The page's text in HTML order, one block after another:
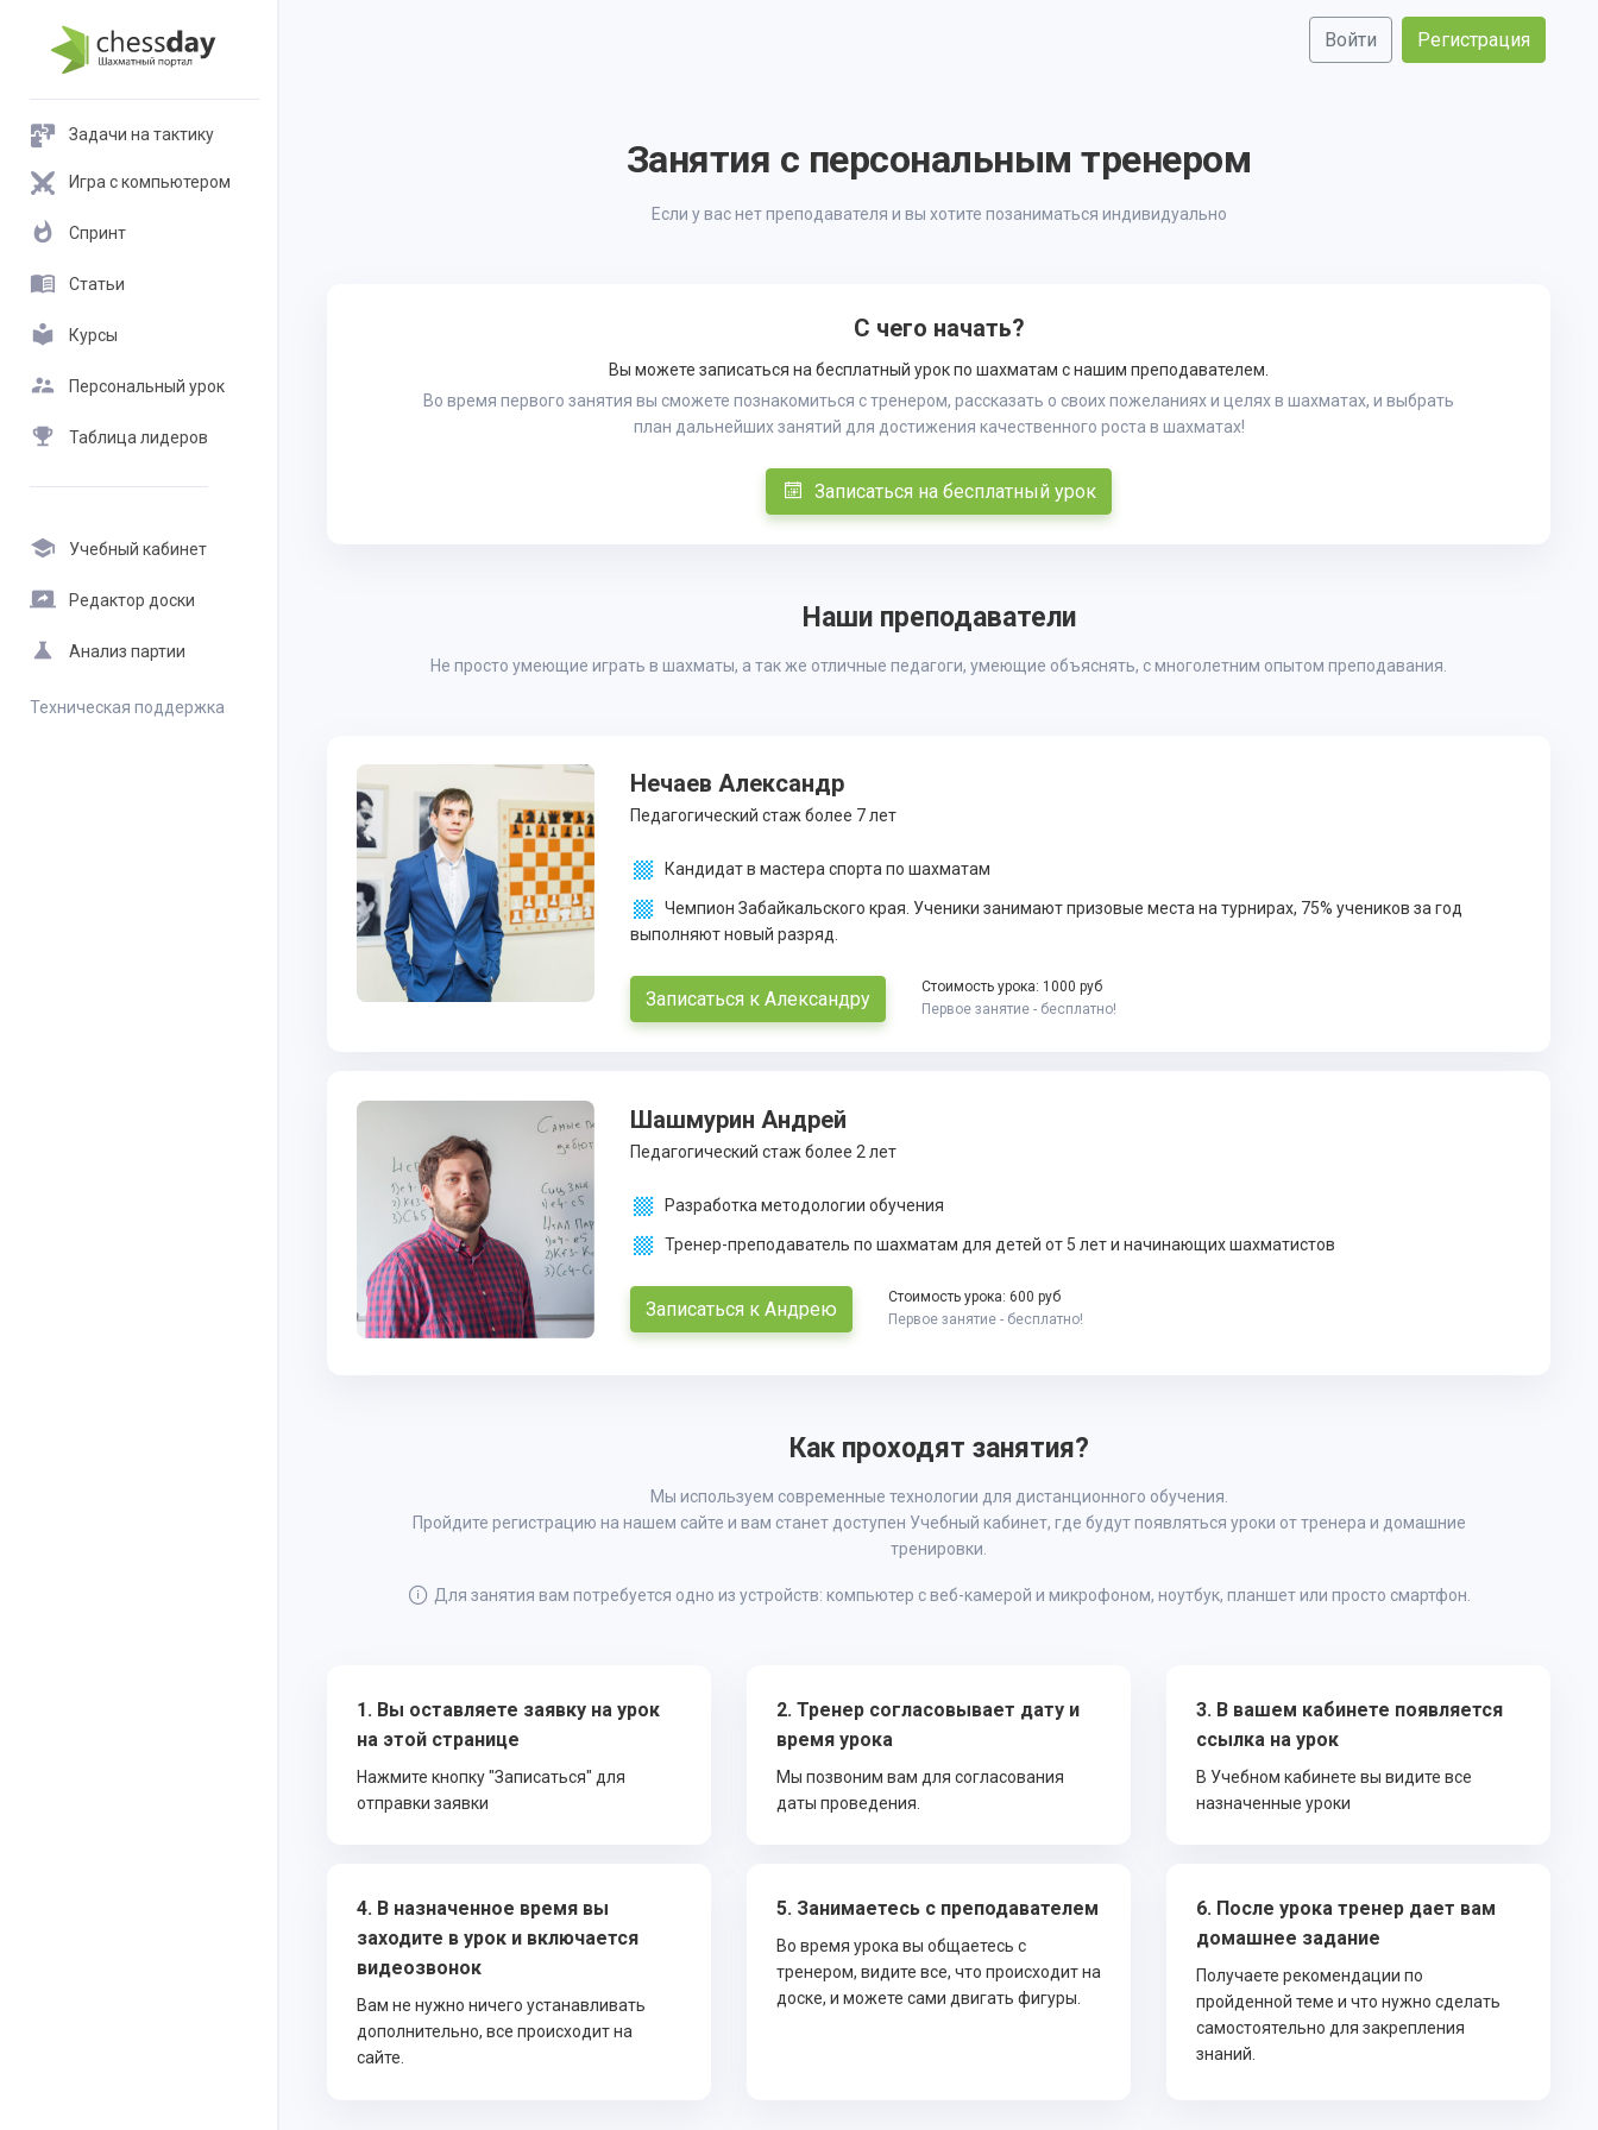
Задачи на тактику
Игра с компьютером
whatshot Спринт
menu_book Статьи
local_library Курсы
supervisor_account Персональный урок
emoji_events Таблица лидеров
school Учебный кабинет
screen_share Редактор доски
science Анализ партии
Техническая поддержка
Войти Регистрация
Занятия с персональным тренером
Если у вас нет преподавателя и вы хотите позаниматься индивидуально
С чего начать?
Вы можете записаться на бесплатный урок по шахматам с нашим преподавателем.
Во время первого занятия вы сможете познакомиться с тренером, рассказать о своих пожеланиях и целях в шахматах, и выбрать
план дальнейших занятий для достижения качественного роста в шахматах!
Записаться на бесплатный урок
Наши преподаватели
Не просто умеющие играть в шахматы, а так же отличные педагоги, умеющие объяснять, с многолетним опытом преподавания.
Нечаев Александр
Педагогический стаж более 7 лет
Кандидат в мастера спорта по шахматам
Чемпион Забайкальского края. Ученики занимают призовые места на турнирах, 75% учеников за год
выполняют новый разряд.
Записаться к Александру
Стоимость урока: 1000 руб
Первое занятие - бесплатно!
Шашмурин Андрей
Педагогический стаж более 2 лет
Разработка методологии обучения
Тренер-преподаватель по шахматам для детей от 5 лет и начинающих шахматистов
Записаться к Андрею
Стоимость урока: 600 руб
Первое занятие - бесплатно!
Как проходят занятия?
Мы используем современные технологии для дистанционного обучения.
Пройдите регистрацию на нашем сайте и вам станет доступен Учебный кабинет, где будут появляться уроки от тренера и домашние
тренировки.
Для занятия вам потребуется одно из устройств: компьютер с веб-камерой и микрофоном, ноутбук, планшет или просто смартфон.
1. Вы оставляете заявку на урок
на этой странице
Нажмите кнопку "Записаться" для
отправки заявки
2. Тренер согласовывает дату и
время урока
Мы позвоним вам для согласования
даты проведения.
3. В вашем кабинете появляется
ссылка на урок
В Учебном кабинете вы видите все
назначенные уроки
4. В назначенное время вы
заходите в урок и включается
видеозвонок
Вам не нужно ничего устанавливать
дополнительно, все происходит на
сайте.
5. Занимаетесь с преподавателем
Во время урока вы общаетесь с
тренером, видите все, что происходит на
доске, и можете сами двигать фигуры.
6. После урока тренер дает вам
домашнее задание
Получаете рекомендации по
пройденной теме и что нужно сделать
самостоятельно для закрепления
знаний.